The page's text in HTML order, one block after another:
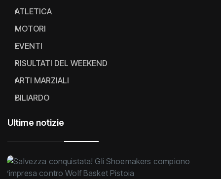
ATLETICA
MOTORI
EVENTI
RISULTATI DEL WEEKEND
ARTI MARZIALI
BILIARDO
Ultime notizie